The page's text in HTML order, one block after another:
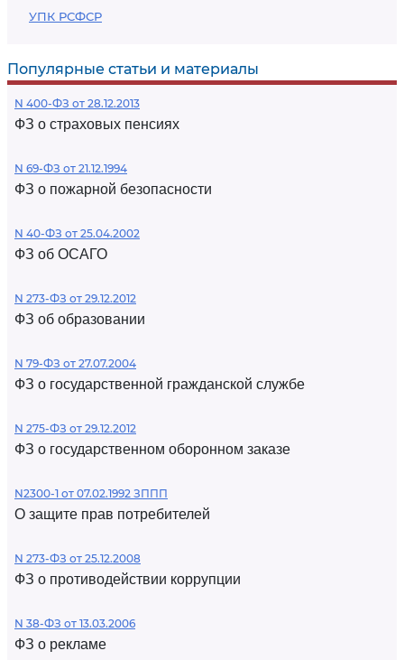
УПК РСФСР
Популярные статьи и материалы
N 400-ФЗ от 28.12.2013
ФЗ о страховых пенсиях
N 69-ФЗ от 21.12.1994
ФЗ о пожарной безопасности
N 40-ФЗ от 25.04.2002
ФЗ об ОСАГО
N 273-ФЗ от 29.12.2012
ФЗ об образовании
N 79-ФЗ от 27.07.2004
ФЗ о государственной гражданской службе
N 275-ФЗ от 29.12.2012
ФЗ о государственном оборонном заказе
N2300-1 от 07.02.1992 ЗППП
О защите прав потребителей
N 273-ФЗ от 25.12.2008
ФЗ о противодействии коррупции
N 38-ФЗ от 13.03.2006
ФЗ о рекламе